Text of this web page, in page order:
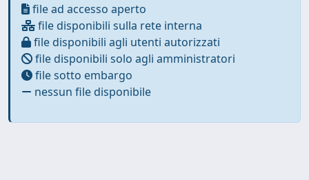
file ad accesso aperto
file disponibili sulla rete interna
file disponibili agli utenti autorizzati
file disponibili solo agli amministratori
file sotto embargo
nessun file disponibile